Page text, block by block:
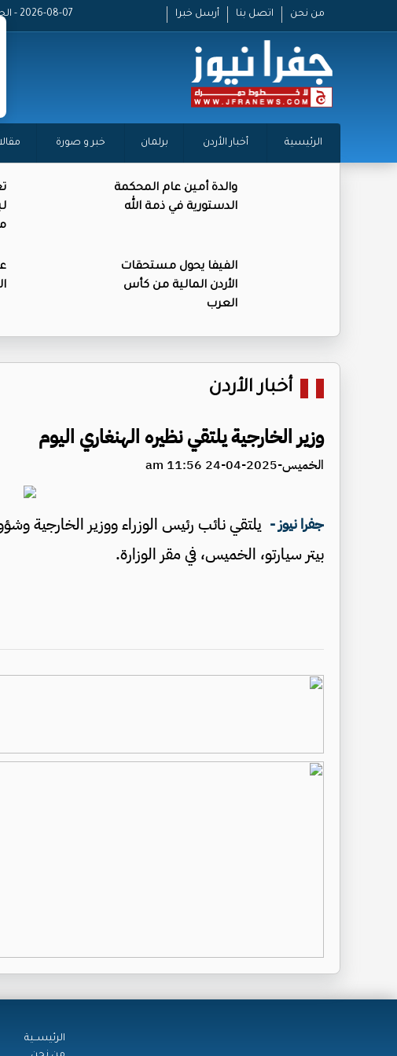
من نحن اتصل بنا أرسل خبرا 2026-08-07 - الجمعة
الرئيسية أخبار الأردن برلمان خبر و صورة
والدة أمين عام المحكمة
الدستورية في ذمة الله
الفيفا يحول مستحقات
الأردن المالية من كأس
العرب
أخبار الأردن
وزير الخارجية يلتقي نظيره الهنغاري اليوم
الخميس-2025-04-24 11:56 am
جفرا نيوز - يلتقي نائب رئيس الوزراء ووزير الخارجية
بيتر سيارتو، الخميس، في مقر الوزارة.
الرئيســية